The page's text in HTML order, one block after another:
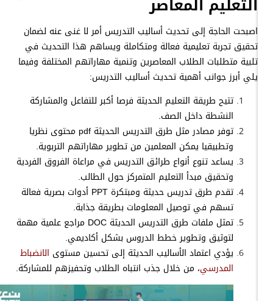
اصبحت الحاجة إلى تحديث أساليب التدريس أمر لا غنى عنه لضمان
تحقيق تجربة تعليمية فعالة ومتكاملة ويساهم هذا التحديث في
تلبية متطلبات الطلاب المعاصرين وتنمية مهاراتهم المختلفة وفيما
يلي أبرز جوانب أهمية تحديث أساليب التدريس:
تتيح طريقة التعليم الحديثة فرصا أكبر للتفاعل والمشاركة
النشطة داخل الصف.
توفر مصادر مثل طرق التدريس الحديثة pdf محتوى نظريا
وتطبيقيا يمكن المعلمين من تطوير مهاراتهم التربوية.
يساعد تنوع أنواع طرائق التدريس في مراعاة الفروق الفردية
وتحقيق مبدأ التعليم المتمركز حول الطالب.
تقدم طرق تدريس حديثة ومبتكرة PPT أدوات بصرية فعالة
تسهم في توصيل المعلومات بطريقة جذابة.
تمثل ملفات طرق التدريس الحديثة DOC مراجع علمية مهمة
لتوثيق وتطوير خطط الدروس بشكل أكاديمي.
يؤدي اعتماد الأساليب الحديثة إلى تحسين مستوىالانضباط
المدرسي، من خلال جذب انتباه الطلاب وتحفيزهم للمشاركة.